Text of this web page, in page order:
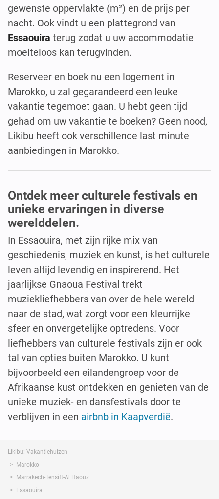
gewenste oppervlakte (m²) en de prijs per
nacht. Ook vindt u een plattegrond van
Essaouira terug zodat u uw accommodatie
moeiteloos kan terugvinden.
Reserveer en boek nu een logement in
Marokko, u zal gegarandeerd een leuke
vakantie tegemoet gaan. U hebt geen tijd
gehad om uw vakantie te boeken? Geen nood,
Likibu heeft ook verschillende last minute
aanbiedingen in Marokko.
Ontdek meer culturele festivals en
unieke ervaringen in diverse
werelddelen.
In Essaouira, met zijn rijke mix van
geschiedenis, muziek en kunst, is het culturele
leven altijd levendig en inspirerend. Het
jaarlijkse Gnaoua Festival trekt
muziekliefhebbers van over de hele wereld
naar de stad, wat zorgt voor een kleurrijke
sfeer en onvergetelijke optredens. Voor
liefhebbers van culturele festivals zijn er ook
tal van opties buiten Marokko. U kunt
bijvoorbeeld een eilandengroep voor de
Afrikaanse kust ontdekken en genieten van de
unieke muziek- en dansfestivals door te
verblijven in een airbnb in Kaapverdië.
Likibu: Vakantiehuizen
Marokko
Marrakech-Tensift-Al Haouz
Essaouira